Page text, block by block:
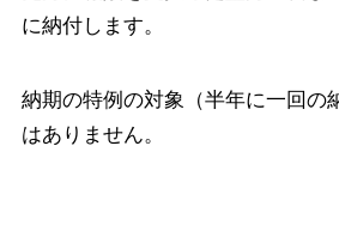
に納付します。
納期の特例の対象（半年に一回の
はありません。